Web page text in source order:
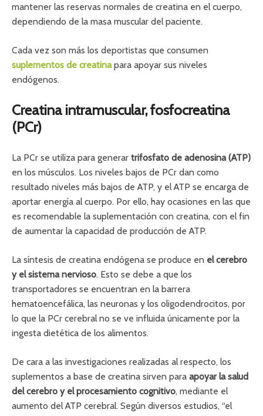
mantener las reservas normales de creatina en el cuerpo,
dependiendo de la masa muscular del paciente.
Cada vez son más los deportistas que consumen
suplementos de creatinapara apoyar sus niveles
endógenos.
Creatina intramuscular, fosfocreatina
(PCr)
La PCr se utiliza para generar trifosfato de adenosina (ATP)
en los músculos. Los niveles bajos de PCr dan como
resultado niveles más bajos de ATP, y el ATP se encarga de
aportar energía al cuerpo. Por ello, hay ocasiones en las que
es recomendable la suplementación con creatina, con el fin
de aumentar la capacidad de producción de ATP.
La síntesis de creatina endógena se produce en el cerebro
y el sistema nervioso. Esto se debe a que los
transportadores se encuentran en la barrera
hematoencefálica, las neuronas y los oligodendrocitos, por
lo que la PCr cerebral no se ve influida únicamente por la
ingesta dietética de los alimentos.
De cara a las investigaciones realizadas al respecto, los
suplementos a base de creatina sirven para apoyar la salud
del cerebro y el procesamiento cognitivo, mediante el
aumento del ATP cerebral. Según diversos estudios, “el